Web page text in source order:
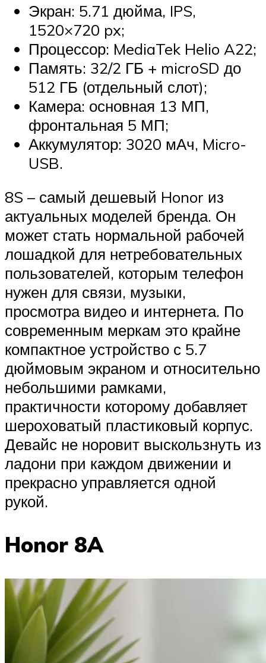
Экран: 5.71 дюйма, IPS,
1520×720 px;
Процессор: MediaTek Helio A22;
Память: 32/2 ГБ + microSD до
512 ГБ (отдельный слот);
Камера: основная 13 МП,
фронтальная 5 МП;
Аккумулятор: 3020 мАч, Micro-
USB.
8S – самый дешевый Honor из
актуальных моделей бренда. Он
может стать нормальной рабочей
лошадкой для нетребовательных
пользователей, которым телефон
нужен для связи, музыки,
просмотра видео и интернета. По
современным меркам это крайне
компактное устройство с 5.7
дюймовым экраном и относительно
небольшими рамками,
практичности которому добавляет
шероховатый пластиковый корпус.
Девайс не норовит выскользнуть из
ладони при каждом движении и
прекрасно управляется одной
рукой.
Honor 8A